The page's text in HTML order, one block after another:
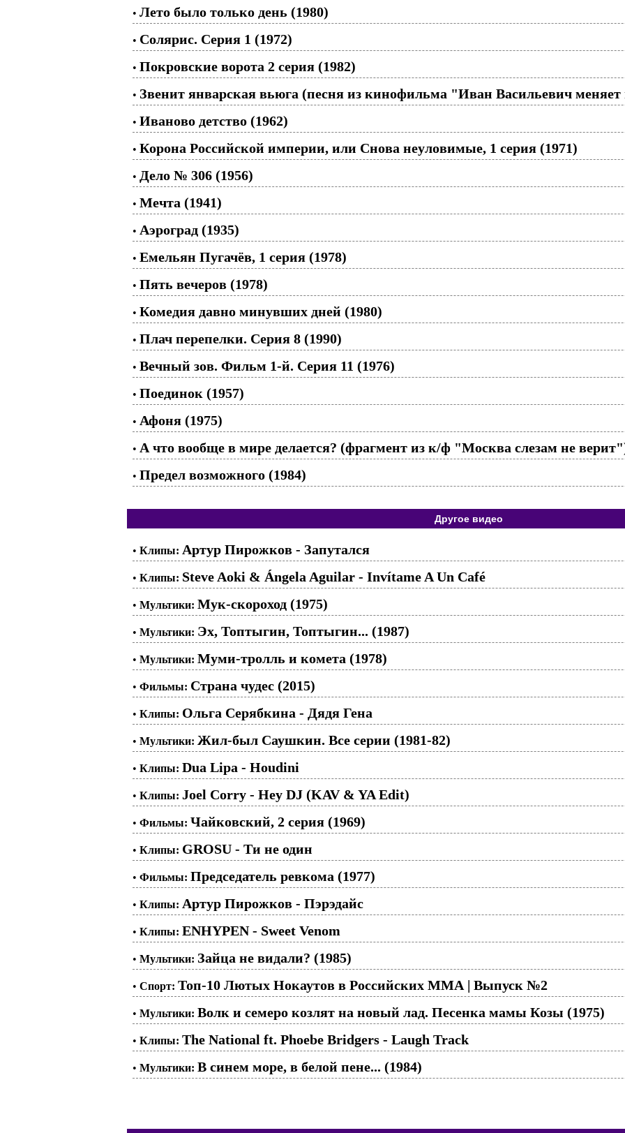
• Лето было только день (1980)
• Солярис. Серия 1 (1972)
• Покровские ворота 2 серия (1982)
• Звенит январская вьюга (песня из кинофильма "Иван Васильевич
• Иваново детство (1962)
• Корона Российской империи, или Снова неуловимые, 1 серия (1971)
• Дело № 306 (1956)
• Мечта (1941)
• Аэроград (1935)
• Емельян Пугачёв, 1 серия (1978)
• Пять вечеров (1978)
• Комедия давно минувших дней (1980)
• Плач перепелки. Серия 8 (1990)
• Вечный зов. Фильм 1-й. Серия 11 (1976)
• Поединок (1957)
• Афоня (1975)
• А что вообще в мире делается? (фрагмент из к/ф "Москва слезам не
• Предел возможного (1984)
Другое видео
• Клипы: Артур Пирожков - Запутался
• Клипы: Steve Aoki & Ángela Aguilar - Invítame A Un Café
• Мультики: Мук-скороход (1975)
• Мультики: Эх, Топтыгин, Топтыгин... (1987)
• Мультики: Муми-тролль и комета (1978)
• Фильмы: Страна чудес (2015)
• Клипы: Ольга Серябкина - Дядя Гена
• Мультики: Жил-был Саушкин. Все серии (1981-82)
• Клипы: Dua Lipa - Houdini
• Клипы: Joel Corry - Hey DJ (KAV & YA Edit)
• Фильмы: Чайковский, 2 серия (1969)
• Клипы: GROSU - Ти не один
• Фильмы: Председатель ревкома (1977)
• Клипы: Артур Пирожков - Пэрэдайс
• Клипы: ENHYPEN - Sweet Venom
• Мультики: Зайца не видали? (1985)
• Спорт: Топ-10 Лютых Нокаутов в Российских ММА | Выпуск №2
• Мультики: Волк и семеро козлят на новый лад. Песенка мамы Козы (1975)
• Клипы: The National ft. Phoebe Bridgers - Laugh Track
• Мультики: В синем море, в белой пене... (1984)